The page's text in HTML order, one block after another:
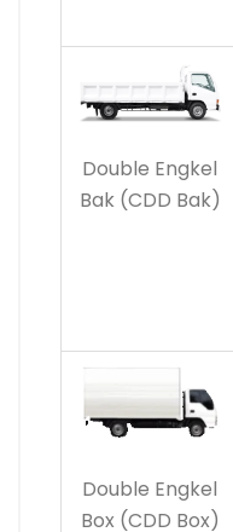
Double Engkel
Bak (CDD Bak)
Double Engkel
Box (CDD Box)